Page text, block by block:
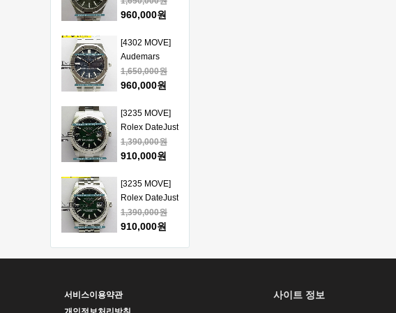
얄오크 크르노
모델 베스트에
디션
Oak 15510
1:1 Best
Edition - 오데
마피게 로얄오
크 베스트 에디
960,000원
[4302 MOVE]
Audemars
Piguet Royal
Oak 15510
1:1 Best
Edition - 오데
마피게 로얄오
크 베스트 에디
1,650,000원
960,000원
[3235 MOVE]
Rolex DateJust
41mm 126334
904L SS ERF
- 롤렉스 데이져
스트 오토매틱
베스트에디션
1,390,000원
910,000원
[3235 MOVE]
Rolex DateJust
41mm 126334
904L SS ERF
1,390,000원
910,000원
904L SS ERF
1:1Best Edition
910,000원
서비스이용약관
사이트 정보